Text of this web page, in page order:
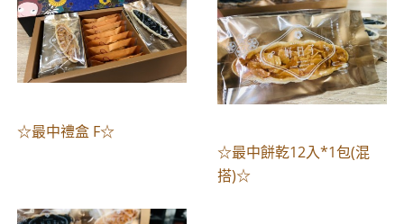
☆最中禮盒 F☆
☆最中餅乾12入*1包(混
搭)☆